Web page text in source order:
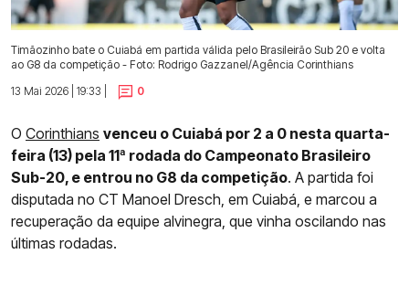
Timãozinho bate o Cuiabá em partida válida pelo Brasileirão Sub 20 e volta
ao G8 da competição - Foto: Rodrigo Gazzanel/Agência Corinthians
13 Mai 2026 | 19:33 |
0
O Corinthians venceu o Cuiabá por 2 a 0 nesta quarta-
feira (13) pela 11ª rodada do Campeonato Brasileiro
Sub-20, e entrou no G8 da competição. A partida foi
disputada no CT Manoel Dresch, em Cuiabá, e marcou a
recuperação da equipe alvinegra, que vinha oscilando nas
últimas rodadas.